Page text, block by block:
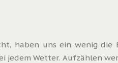
haben uns ein wenig
Wetter. Aufzählen